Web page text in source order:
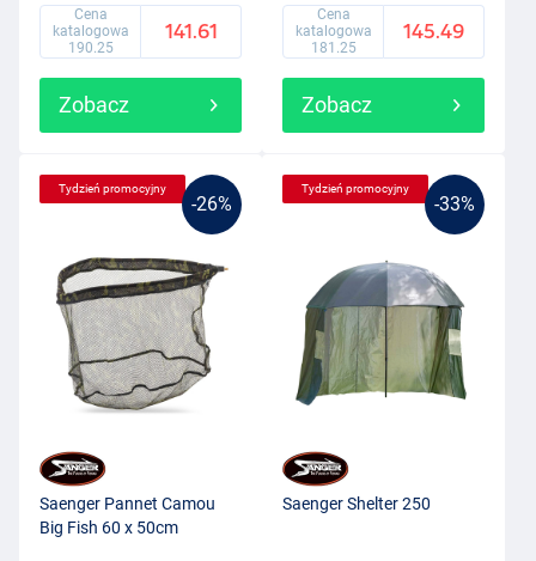
Cena
katalogowa
190.25
141.61
Zobacz
Cena
katalogowa
181.25
145.49
Zobacz
-26%
Tydzień promocyjny
Saenger Pannet Camou
Big Fish 60 x 50cm
-33%
Tydzień promocyjny
Saenger Shelter 250